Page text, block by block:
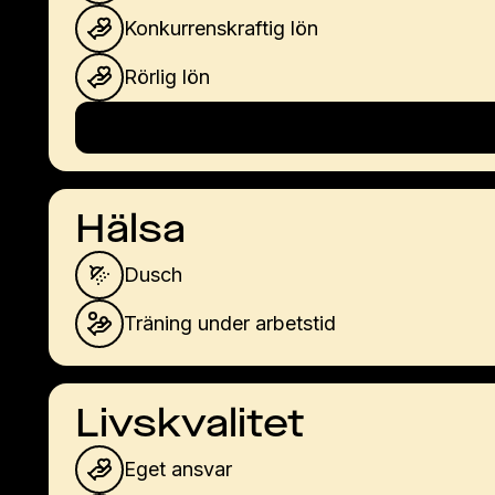
Konkurrenskraftig lön
Rörlig lön
Hälsa
Dusch
Träning under arbetstid
Livskvalitet
Eget ansvar